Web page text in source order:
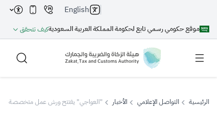
موقع حكومي رسمي تابع لحكومة المملكة العربية السعوديةكيف تتحقق
English
الرئيسية التواصل الإعلامي الأخبار "العواجي" يفتتح ورش عمل متخصصة